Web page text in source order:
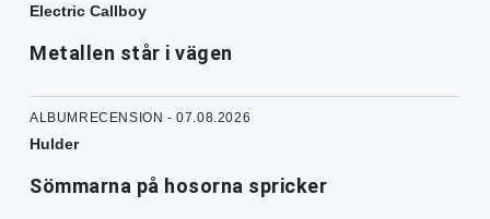
Electric Callboy
Metallen står i vägen
ALBUMRECENSION - 07.08.2026
Hulder
Sömmarna på hosorna spricker